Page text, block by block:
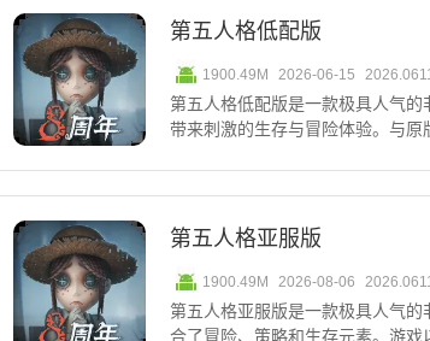
第五人格低配版
1900.49M 2026-06-15
第五人格低配版是一款极具人气
带来刺激的生存与冒险体验。与原
第五人格亚服版
1900.49M 2026-08-06
第五人格亚服版是一款极具人气
合了冒险、策略和生存元素。游戏